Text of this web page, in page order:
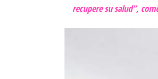
recupere su salud”,